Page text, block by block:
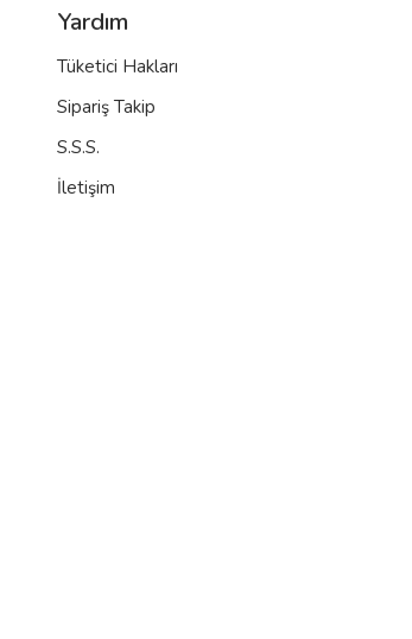
Yardım
Tüketici Hakları
Sipariş Takip
S.S.S.
İletişim